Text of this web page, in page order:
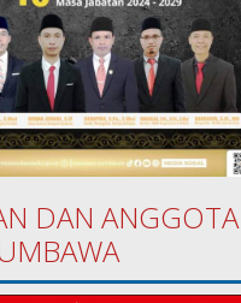
DAN ANGGOTA